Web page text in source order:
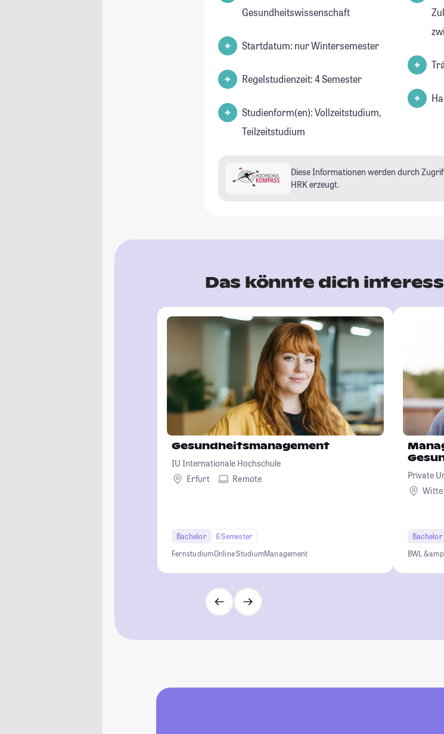
Gesundheitswissenschaft
Startdatum: nur Wintersemester
Regelstudienzeit: 4 Semester
Studienform(en): Vollzeitstudium,
Teilzeitstudium
Diese Informationen werden durch
HRK erzeugt.
Das könnte dich
Gesundheitsmanagement
IU Internationale Hochschule
Erfurt
Remote
Bachelor
6 Semester
FernstudiumOnline StudiumManagement
Private
Bachelor
BWL